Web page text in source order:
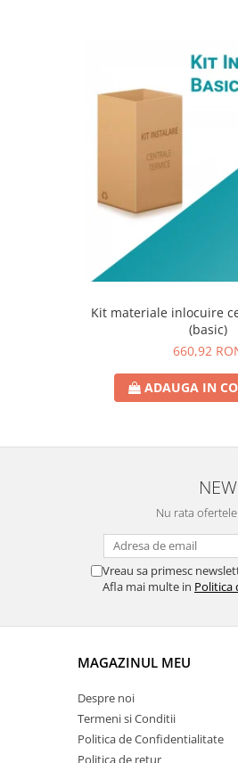
Kit materiale inlocuire
(basic)
660,92
ADAUGA IN
Nu rata
Vreau sa primesc
Afla mai multe in Politica
MAGAZINUL MEU
Despre noi
Termeni si Conditii
Politica de Confidentialitate
Politica de retur